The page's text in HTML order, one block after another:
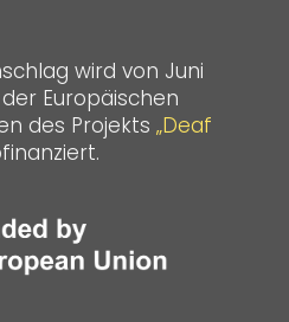
wird von Juni
Europäischen
des Projekts „Deaf